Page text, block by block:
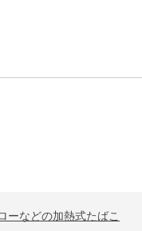
ーなどの加熱式たばこ